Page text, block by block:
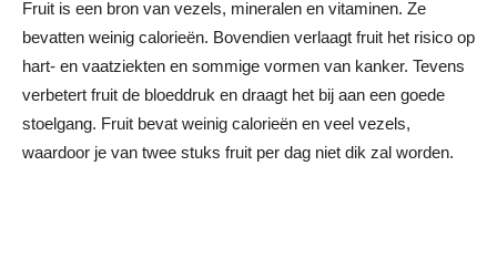
Fruit is een bron van vezels, mineralen en vitaminen. Ze
bevatten weinig calorieën. Bovendien verlaagt fruit het risico op
hart- en vaatziekten en sommige vormen van kanker. Tevens
verbetert fruit de bloeddruk en draagt het bij aan een goede
stoelgang. Fruit bevat weinig calorieën en veel vezels,
waardoor je van twee stuks fruit per dag niet dik zal worden.